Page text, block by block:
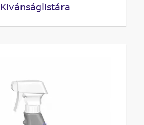
Kivánságlistára